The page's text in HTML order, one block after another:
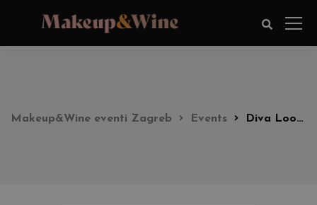
Makeup&Wine eventi Zagreb Events Diva Look party 17:00h